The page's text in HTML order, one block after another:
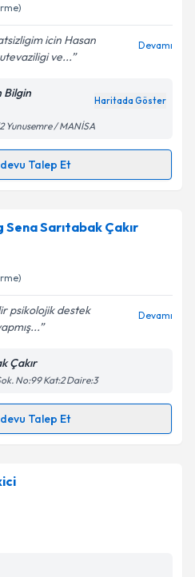
ilişkin
kabul ediyorum.
Talebini Gönder
icin Hasan
ve...
Devamı
Bilgin
Haritada Göster
Yunusemre / MANİSA
Talep Et
Bilginiçin randevu takvimi
uzmandan randevu almanız
e-posta ile
ilişkinAydınlatma
kişisel verilerimin belirtilen
kabul ediyorum.
Sena Sarıtabak Çakır
psikolojik destek
Devamı
Çakır
No:99 Kat:2 Daire:3
Talep Et
Çakır
Size bu uzmandan randevu
e-posta ile